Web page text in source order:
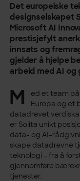
Det europeiske
designselskapet
Microsoft AI
prestisjefylt
innsats og
gjelder å hjelpe
arbeid med AI og
M
ed et team
Europa og et
datadrevet
er Solita unikt
data- og AI-
skape datadrevne
teknologi – fra å
gjennomføre
tjenester.